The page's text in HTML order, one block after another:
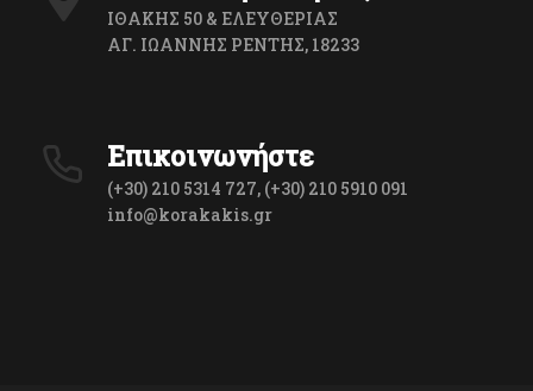
ΙΘΑΚΗΣ 50 & ΕΛΕΥΘΕΡΙΑΣ
ΑΓ. ΙΩΑΝΝΗΣ ΡΕΝΤΗΣ, 18233
Επικοινωνήστε
(+30) 210 5314 727, (+30) 210 5910 091
info@korakakis.gr